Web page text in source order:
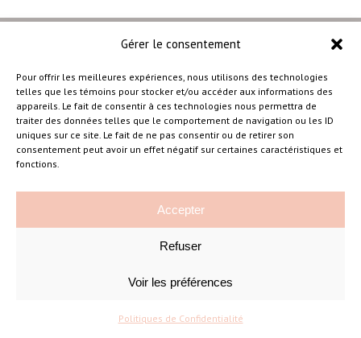
Gérer le consentement
Pour offrir les meilleures expériences, nous utilisons des technologies
telles que les témoins pour stocker et/ou accéder aux informations des
appareils. Le fait de consentir à ces technologies nous permettra de
traiter des données telles que le comportement de navigation ou les ID
uniques sur ce site. Le fait de ne pas consentir ou de retirer son
consentement peut avoir un effet négatif sur certaines caractéristiques et
fonctions.
Accepter
Refuser
Voir les préférences
Politiques de Confidentialité
–
Amélie Cousineau Photographe
©Amelie Cousineau Photographe